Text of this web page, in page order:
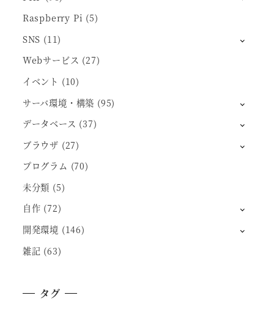
Raspberry Pi (5)
SNS (11)
Webサービス (27)
イベント (10)
サーバ環境・構築 (95)
データベース (37)
ブラウザ (27)
プログラム (70)
未分類 (5)
自作 (72)
開発環境 (146)
雑記 (63)
タグ